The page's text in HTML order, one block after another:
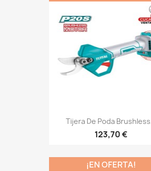
Tijera De Poda
123,70 €
¡EN OFERTA!